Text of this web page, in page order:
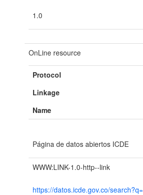
1.0
OnLine resource
Protocol
Linkage
Name
Página de datos abiertos ICDE
WWW:LINK-1.0-http--link
https://datos.icde.gov.co/